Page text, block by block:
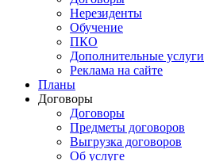
Нерезиденты
Обучение
ПКО
Дополнительные услуги
Реклама на сайте
Планы
Договоры
Договоры
Предметы договоров
Выгрузка договоров
Об услуге